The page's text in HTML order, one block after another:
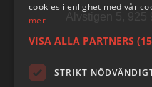
cookies i enlighet med vår
mer
VISA ALLA PARTNERS
STRIKT